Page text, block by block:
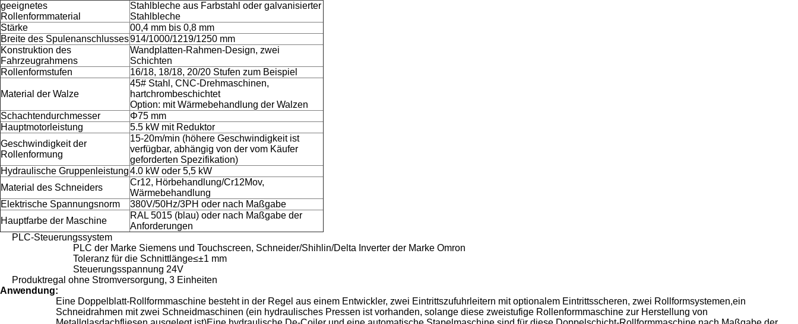
geeignetes
Rollenformmaterial
Stahlbleche aus Farbstahl oder galvanisierter
Stahlbleche
Stärke
00,4 mm bis 0,8 mm
Breite des Spulenanschlusses914/1000/1219/1250 mm
Konstruktion des
Fahrzeugrahmens
Wandplatten-Rahmen-Design, zwei
Schichten
Rollenformstufen
16/18, 18/18, 20/20 Stufen zum Beispiel
Material der Walze
45# Stahl, CNC-Drehmaschinen,
hartchrombeschichtet
Option: mit Wärmebehandlung der Walzen
Schachtendurchmesser
Φ75 mm
Hauptmotorleistung
5.5 kW mit Reduktor
Geschwindigkeit der
Rollenformung
15-20m/min (höhere Geschwindigkeit ist
verfügbar, abhängig von der vom Käufer
geforderten Spezifikation)
Hydraulische Gruppenleistung4.0 kW oder 5,5 kW
Material des Schneiders
Cr12, Hörbehandlung/Cr12Mov,
Wärmebehandlung
Elektrische Spannungsnorm
380V/50Hz/3PH oder nach Maßgabe
Hauptfarbe der Maschine
RAL 5015 (blau) oder nach Maßgabe der
Anforderungen
PLC-Steuerungssystem
PLC der Marke Siemens und Touchscreen, Schneider/Shihlin/Delta Inverter der Marke Omron
Toleranz für die Schnittlänge≤±1 mm
Steuerungsspannung 24V
Produktregal ohne Stromversorgung, 3 Einheiten
Anwendung:
Eine Doppelblatt-Rollformmaschine besteht in der Regel aus einem Entwickler, zwei Eintrittszufuhrleitern mit optionalem Eintrittsscheren, zwei Rollformsystemen,ein
Schneidrahmen mit zwei Schneidmaschinen (ein hydraulisches Pressen ist vorhanden, solange diese zweistufige Rollenformmaschine zur Herstellung von